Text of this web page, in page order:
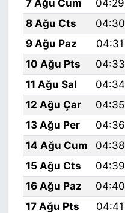
7 Ağu Cum
04:29
8 Ağu Cts
04:30
9 Ağu Paz
04:31
10 Ağu Pts
04:33
11 Ağu Sal
04:34
12 Ağu Çar
04:35
13 Ağu Per
04:36
14 Ağu Cum
04:38
15 Ağu Cts
04:39
16 Ağu Paz
04:40
17 Ağu Pts
04:41